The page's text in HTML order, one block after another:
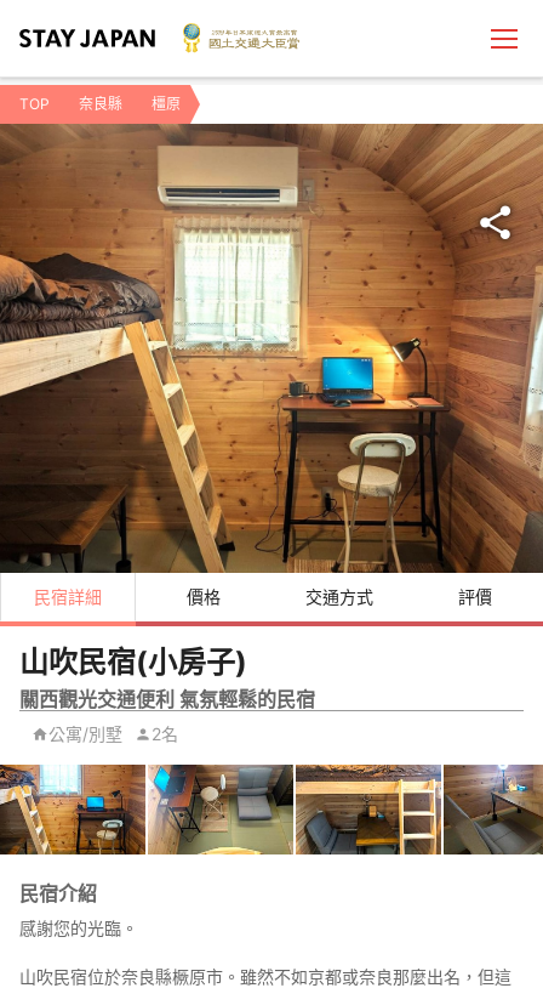
TOP 奈良縣 橿原
民宿詳細 價格 交通方式 評價
山吹民宿(小房子)
關西觀光交通便利 氣氛輕鬆的民宿
公寓/別墅 2名
民宿介紹
感謝您的光臨。
山吹民宿位於奈良縣橛原市。雖然不如京都或奈良那麼出名，但這